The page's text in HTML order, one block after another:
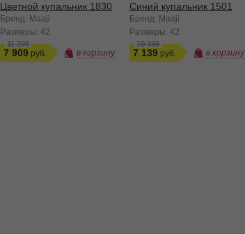
Цветной купальник 1830
Бренд: Maaji
Размеры: 42
11 299
7 909 в корзину
Синий купальник 1501
Бренд: Maaji
Размеры: 42
10 199
7 139 в корзину